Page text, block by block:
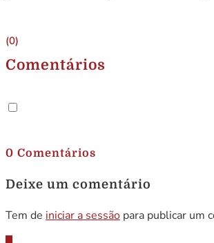
(0)
Comentários
0 Comentários
Deixe um comentário
Tem de iniciar a sessão para publicar um